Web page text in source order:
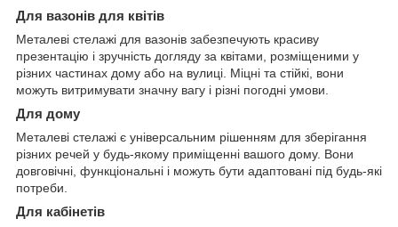
Для вазонів для квітів
Металеві стелажі для вазонів забезпечують красиву
презентацію і зручність догляду за квітами, розміщеними у
різних частинах дому або на вулиці. Міцні та стійкі, вони
можуть витримувати значну вагу і різні погодні умови.
Для дому
Металеві стелажі є універсальним рішенням для зберігання
різних речей у будь-якому приміщенні вашого дому. Вони
довговічні, функціональні і можуть бути адаптовані під будь-які
потреби.
Для кабінетів